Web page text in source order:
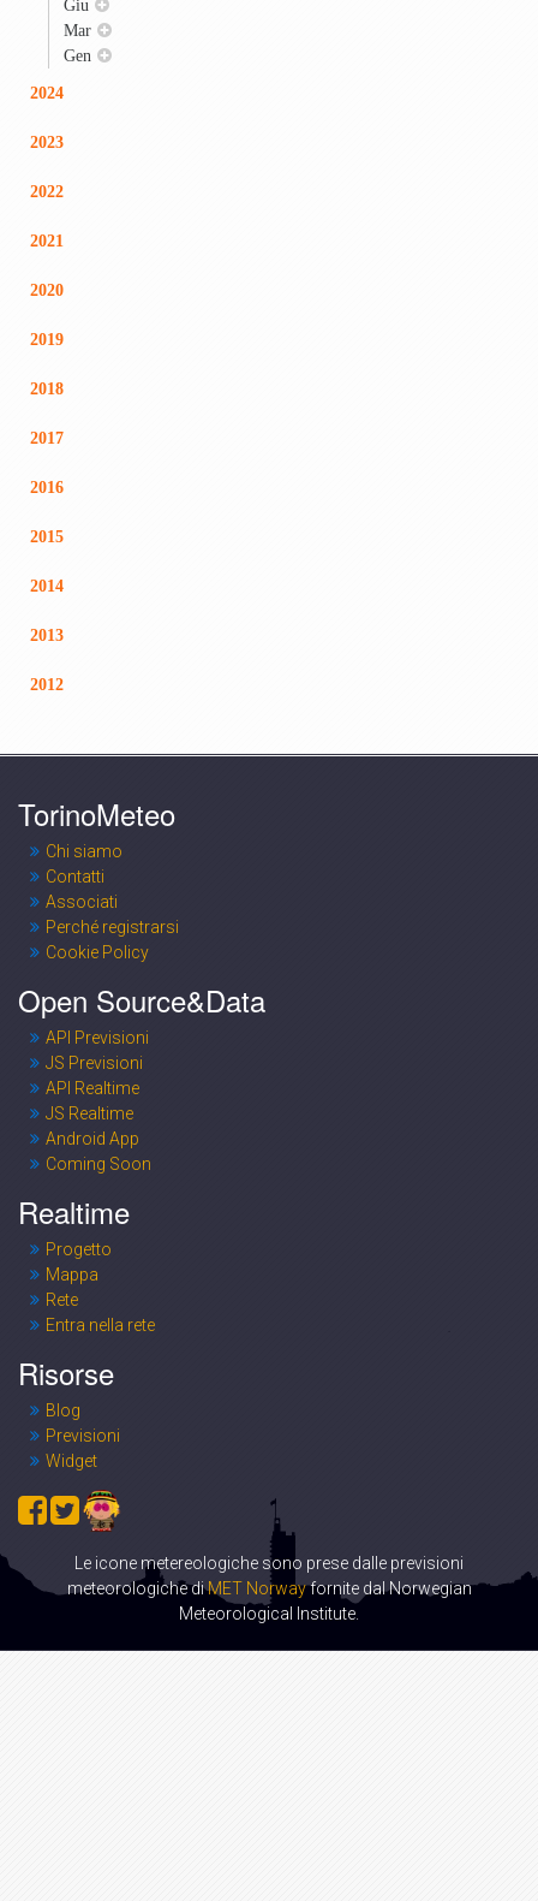
Giu
Mar
Gen
2024
2023
2022
2021
2020
2019
2018
2017
2016
2015
2014
2013
2012
TorinoMeteo
Chi siamo
Contatti
Associati
Perché registrarsi
Cookie Policy
Open Source&Data
API Previsioni
JS Previsioni
API Realtime
JS Realtime
Android App
Coming Soon
Realtime
Progetto
Mappa
Rete
Entra nella rete
Risorse
Blog
Previsioni
Widget
Le icone metereologiche sono prese dalle previsioni
meteorologiche diMET Norwayfornite dal Norwegian
Meteorological Institute.